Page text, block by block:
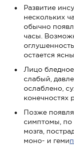
Развитие
нескольких
обычно
часы.
остается
Лицо
слабый,
ослаблено,
конечностях
Позже
симптомы, по
мозга,
моно- и геми